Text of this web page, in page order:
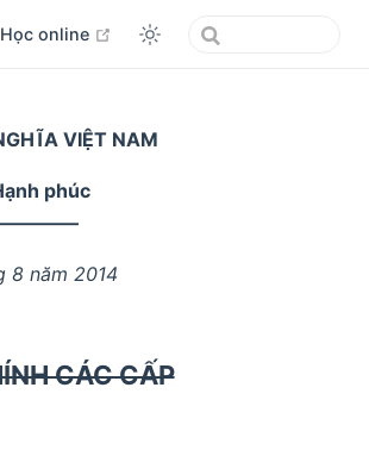
in new window
Học online open in new window
VIỆT NAM
phúc
8 năm 2014
CÁC CẤP